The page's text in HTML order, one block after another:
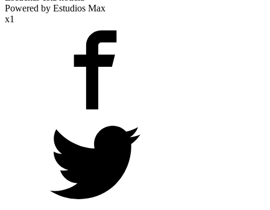
Powered by Estudios Max
x1